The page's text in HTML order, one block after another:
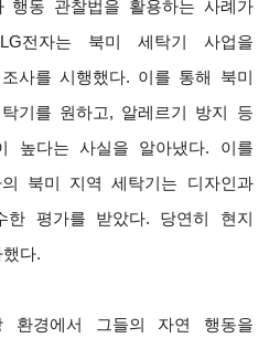
행동 관찰법을 활용하는 사례가
전자는 북미 세탁기 사업을
사를 시행했다. 이를 통해 북미
기를 원하고, 알레르기 방지 등
높다는 사실을 알아냈다. 이를
북미 지역 세탁기는 디자인과
한 평가를 받았다. 당연히 현지
다.
환경에서 그들의 자연 행동을